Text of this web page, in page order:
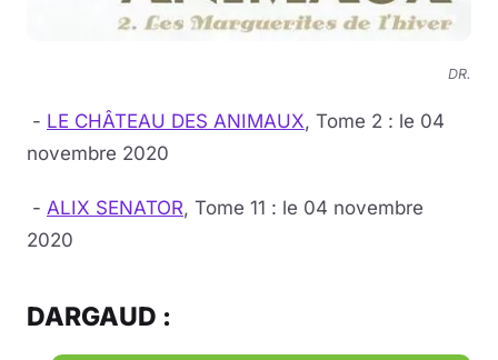
DR.
- LE CHÂTEAU DES ANIMAUX, Tome 2 : le 04
novembre 2020
- ALIX SENATOR, Tome 11 : le 04 novembre
2020
DARGAUD :